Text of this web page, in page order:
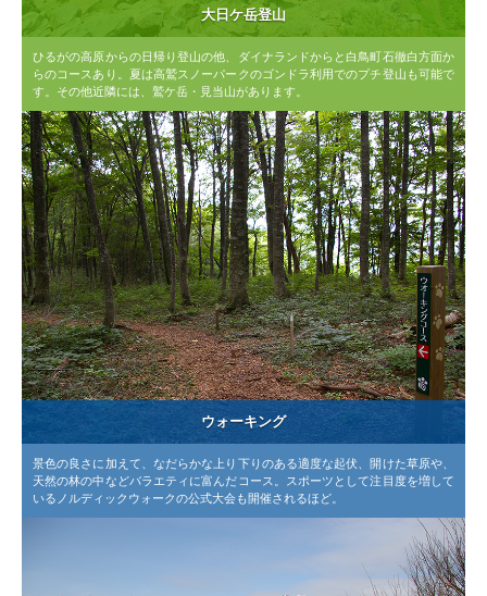
大日ケ岳登山
ひるがの高原からの日帰り登山の他、ダイナランドからと白鳥町石徹白方面か
らのコースあり。夏は高鷲スノーパークのゴンドラ利用でのプチ登山も可能で
す。その他近隣には、鷲ケ岳・見当山があります。
ウォーキング
景色の良さに加えて、なだらかな上り下りのある適度な起伏、開けた草原や、
天然の林の中などバラエティに富んだコース。スポーツとして注目度を増して
いるノルディックウォークの公式大会も開催されるほど。